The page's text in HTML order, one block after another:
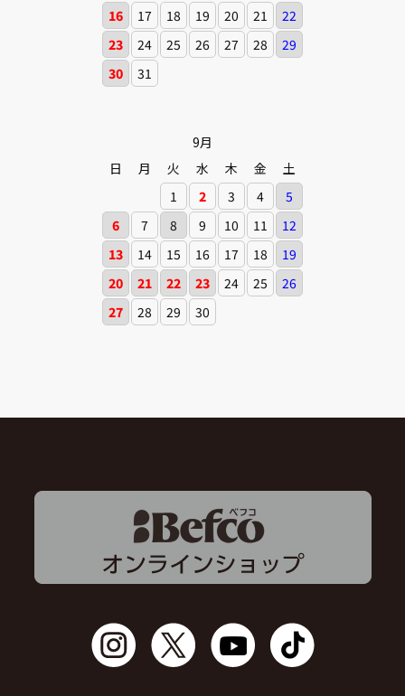
16
17 18 19 20 21
22
23
24 25 26 27 28
29
30
31
9月
日
月 火 水 木 金
土
1
2 3 4
5
6
7 8 9 10 11
12
13
14 15 16 17 18
19
20
21 22 23 24 25
26
27
28 29 30